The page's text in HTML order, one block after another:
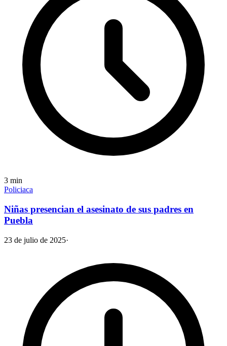
3 min
Policiaca
Niñas presencian el asesinato de sus padres en
Puebla
23 de julio de 2025·